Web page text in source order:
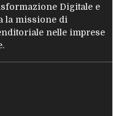
Digitale e
la missione di
nelle imprese